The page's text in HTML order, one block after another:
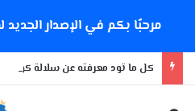
مرحبًا بكم في الإصدار الجديد
كل ما تود معرفته عن سلالة كورونا